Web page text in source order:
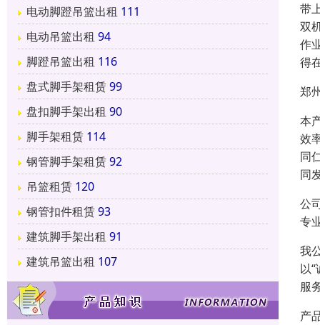
电动脚蹬吊篮出租 111
电动吊篮出租 94
脚蹬吊篮出租 116
盘式脚手架租赁99
盘扣脚手架出租 90
脚手架租赁 114
钢管脚手架租赁92
吊篮租赁 120
钢管扣件租赁93
建筑脚手架出租 91
建筑吊篮出租 107
带
双
作
得
郑
本
效
同
同
公
专
我
以
服
产